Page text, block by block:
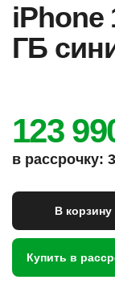
iPhone
ГБ
123
в рассрочку:
В корзину
Купить в